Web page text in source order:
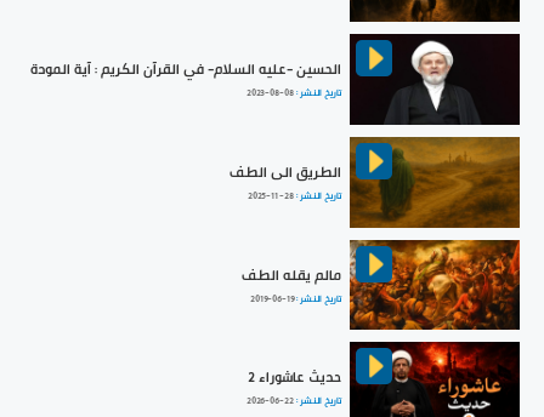
الحسين -عليه السلام- في القرآن الكريم : آية المودة
تاريخ النشر :2023-08-08
الطريق الى الطف
تاريخ النشر :2025-11-28
مالم يقله الطف
تاريخ النشر :2019-06-19
حديث عاشوراء 2
تاريخ النشر :2026-06-22